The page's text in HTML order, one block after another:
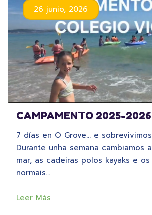
26 junio, 2026
CAMPAMENTO 2025-2026
7 días en O Grove… e
Durante unha semana cambiamos
mar, as cadeiras polos kayaks e
normais…
Leer Más